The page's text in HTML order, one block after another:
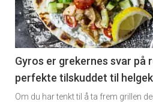
nå
-
6
Gyros er grekernes svar på
perfekte tilskuddet til
Om du har tenkt til å ta frem grillen